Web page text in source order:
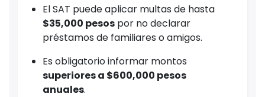
El SAT puede aplicar multas de hasta
$35,000 pesos por no declarar
préstamos de familiares o amigos.
Es obligatorio informar montos
superiores a $600,000 pesos
anuales.